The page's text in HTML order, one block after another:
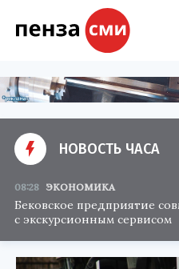
НОВОСТЬ ЧАСА
08:28 ЭКОНОМИКА
Бековское предприятие
с экскурсионным сервисом